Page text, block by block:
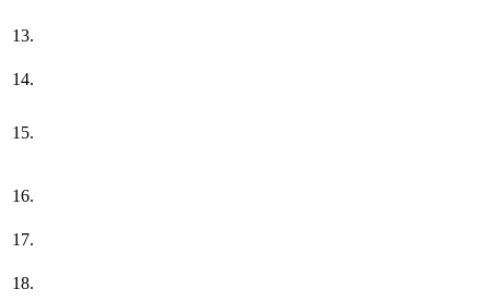
13.
14.
15.
16.
17.
18.